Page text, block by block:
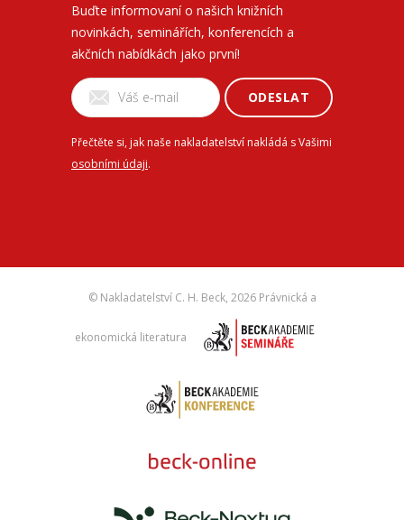
Buďte informovaní o našich knižních
novinkách, seminářích, konferencích a
akčních nabídkách jako první!
ODESLAT
Přečtěte si, jak naše nakladatelství nakládá s Vašimi
osobními údaji.
© Nakladatelství C. H. Beck, 2026 Právnická a
ekonomická literatura